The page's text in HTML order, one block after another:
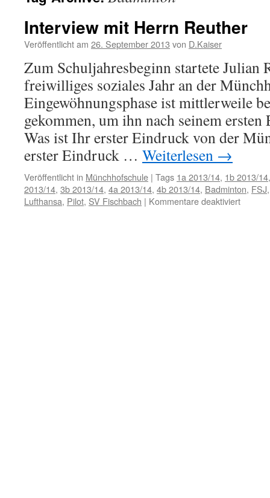
Interview mit Herrn Reuther
Veröffentlicht am 26. September 2013 von D.Kaiser
Zum Schuljahresbeginn startete Julian
freiwilliges soziales Jahr an der
Eingewöhnungsphase ist mittlerweile
gekommen, um ihn nach seinem
Was ist Ihr erster Eindruck von der
erster Eindruck … Weiterlesen →
Veröffentlicht in Münchhofschule | Tags 1a 2013/14, 1b 2013/14
2013/14, 3b 2013/14, 4a 2013/14, 4b 2013/14, Badminton, FSJ
Lufthansa, Pilot, SV Fischbach | Kommentare deaktiviertfür